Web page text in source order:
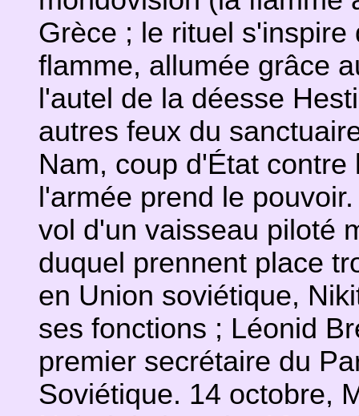
Grèce ; le rituel
flamme, allumée grâce
l'autel de la déesse
autres feux du
Nam, coup d'État
l'armée prend le
vol d'un vaisseau piloté
duquel prennent place
en Union soviétique,
ses fonctions ; Léonid
premier secrétaire du
Soviétique. 14 octobre,